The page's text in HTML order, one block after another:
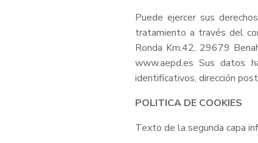
Puede ejercer sus
tratamiento a través del
Ronda Km.42, 29679
www.aepd.es Sus datos
identificativos, dirección
POLITICA DE COOKIES
Texto de la segunda capa